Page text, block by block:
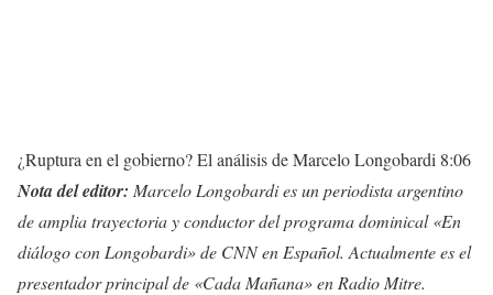
¿Ruptura en el gobierno? El análisis de Marcelo Longobardi 8:06
Nota del editor: Marcelo Longobardi es un periodista argentino
de amplia trayectoria y conductor del programa dominical «En
diálogo con Longobardi» de CNN en Español. Actualmente es el
presentador principal de «Cada Mañana» en Radio Mitre.